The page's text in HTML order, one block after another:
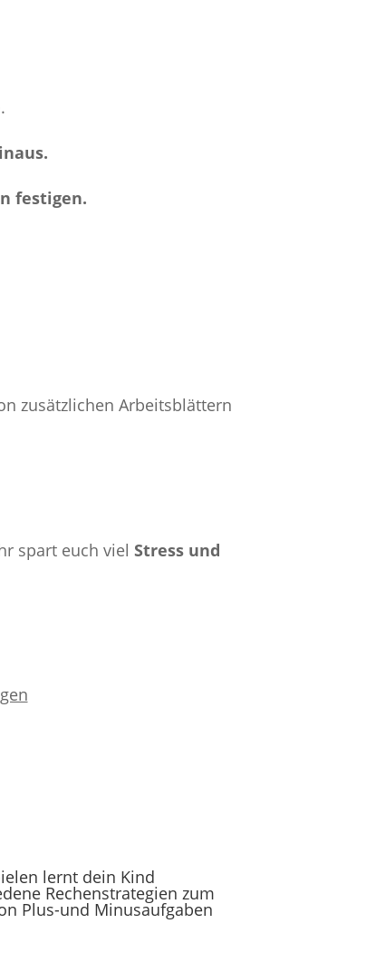
.
festigen.
zusätzlichen Arbeitsblättern
spart euch vielStress und
lernt dein Kind
Rechenstrategien zum
Plus-und Minusaufgaben